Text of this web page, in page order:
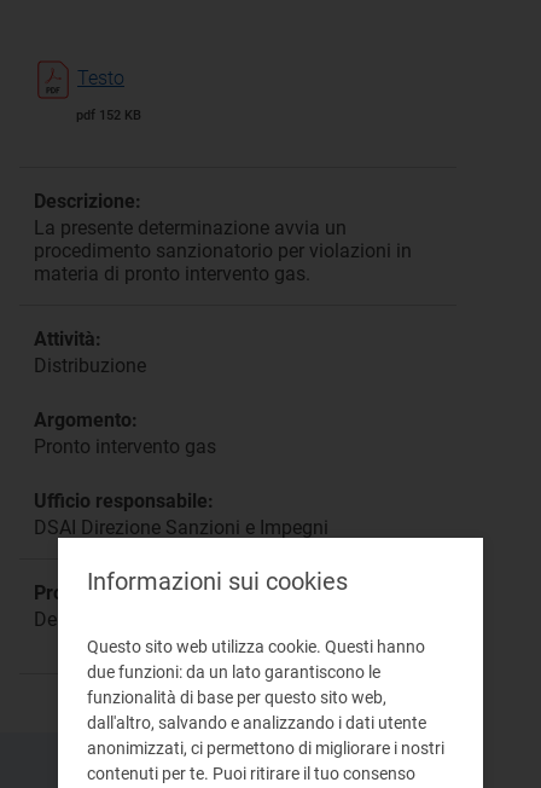
Testo
pdf 152 KB
Descrizione:
La presente determinazione avvia un
procedimento sanzionatorio per violazioni in
materia di pronto intervento gas.
Attività:
Distribuzione
Argomento:
Pronto intervento gas
Ufficio responsabile:
DSAI Direzione Sanzioni e Impegni
Procedimento:
Deliberazione 52/2020/E/gas
Informazioni sui cookies
Questo sito web utilizza cookie. Questi hanno
due funzioni: da un lato garantiscono le
funzionalità di base per questo sito web,
dall'altro, salvando e analizzando i dati utente
anonimizzati, ci permettono di migliorare i nostri
contenuti per te. Puoi ritirare il tuo consenso